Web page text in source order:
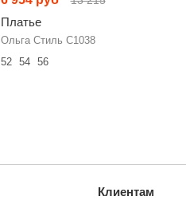
Платье
Ольга Стиль С1038
52
54 56
Клиентам